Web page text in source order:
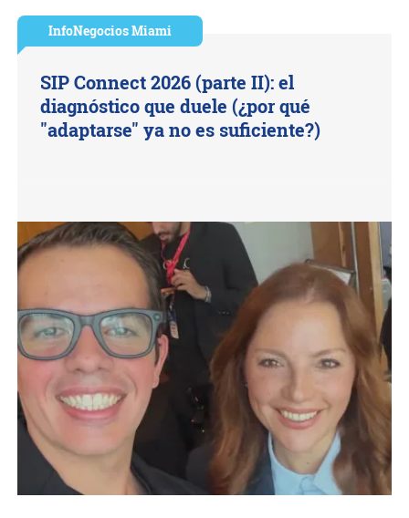
InfoNegocios Miami
SIP Connect 2026 (parte II): el
diagnóstico que duele (¿por qué
"adaptarse" ya no es suficiente?)